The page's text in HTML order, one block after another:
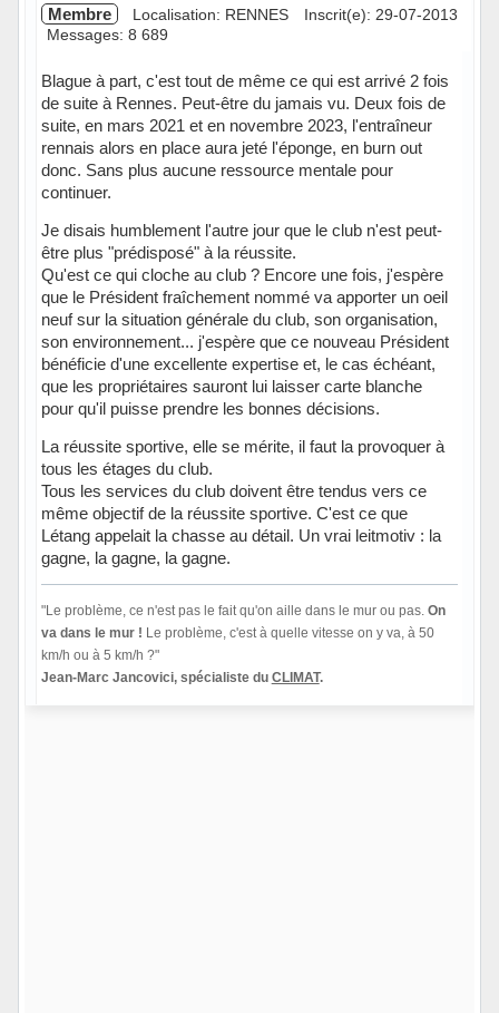
Membre Localisation: RENNES
Inscrit(e): 29-07-2013
Messages: 8 689
Blague à part, c'est tout de même ce qui est arrivé 2 fois
de suite à Rennes. Peut-être du jamais vu. Deux fois de
suite, en mars 2021 et en novembre 2023, l'entraîneur
rennais alors en place aura jeté l'éponge, en burn out
donc. Sans plus aucune ressource mentale pour
continuer.
Je disais humblement l'autre jour que le club n'est peut-
être plus "prédisposé" à la réussite.
Qu'est ce qui cloche au club ? Encore une fois, j'espère
que le Président fraîchement nommé va apporter un oeil
neuf sur la situation générale du club, son organisation,
son environnement... j'espère que ce nouveau Président
bénéficie d'une excellente expertise et, le cas échéant,
que les propriétaires sauront lui laisser carte blanche
pour qu'il puisse prendre les bonnes décisions.
La réussite sportive, elle se mérite, il faut la provoquer à
tous les étages du club.
Tous les services du club doivent être tendus vers ce
même objectif de la réussite sportive. C'est ce que
Létang appelait la chasse au détail. Un vrai leitmotiv : la
gagne, la gagne, la gagne.
"Le problème, ce n'est pas le fait qu'on aille dans le mur ou pas. On
va dans le mur ! Le problème, c'est à quelle vitesse on y va, à 50
km/h ou à 5 km/h ?"
Jean-Marc Jancovici, spécialiste du CLIMAT.